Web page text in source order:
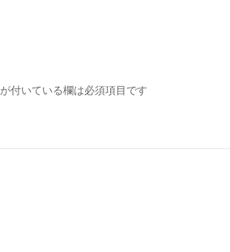
が付いている欄は必須項目です